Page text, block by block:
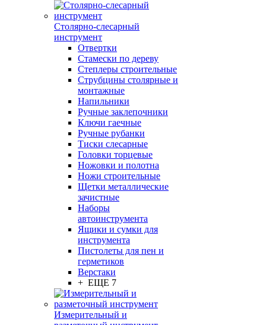
Столярно-слесарный
инструмент
Отвертки
Стамески по дереву
Степлеры строительные
Струбцины столярные и
монтажные
Напильники
Ручные заклепочники
Ключи гаечные
Ручные рубанки
Тиски слесарные
Головки торцевые
Ножовки и полотна
Ножи строительные
Щетки металлические
зачистные
Наборы
автоинструмента
Ящики и сумки для
инструмента
Пистолеты для пен и
герметиков
Верстаки
+ ЕЩЕ 7
Измерительный и